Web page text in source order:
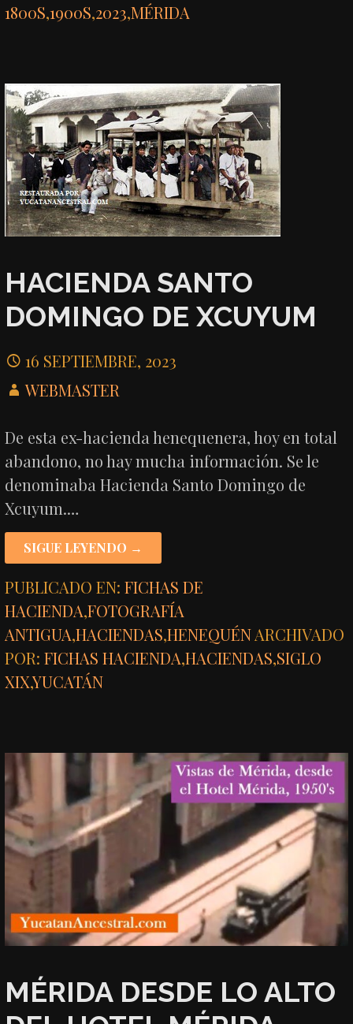
1800S,1900S,2023,MÉRIDA
HACIENDA SANTO
DOMINGO DE XCUYUM
16 SEPTIEMBRE, 2023
WEBMASTER
De esta ex-hacienda henequenera, hoy en total
abandono, no hay mucha información. Se le
denominaba Hacienda Santo Domingo de
Xcuyum.…
SIGUE LEYENDO →
PUBLICADO EN:FICHAS DE
HACIENDA,FOTOGRAFÍA
ANTIGUA,HACIENDAS,HENEQUÉNARCHIVADO
POR:FICHAS HACIENDA,HACIENDAS,SIGLO
XIX,YUCATÁN
MÉRIDA DESDE LO ALTO